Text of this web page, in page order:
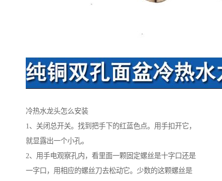
冷热水龙头怎么安装
1、关闭总开关。找到把手下的红蓝色点。用手扣开它，
就显露出一个小孔。
2、用手电观察孔内，看里面一颗固定螺丝是十字口还是
一字口，用相应的螺丝刀去松动它。少数的这颗螺丝是